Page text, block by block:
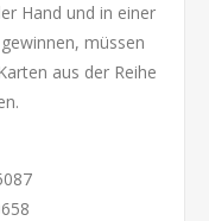
Hand und in einer
müssen
aus der Reihe